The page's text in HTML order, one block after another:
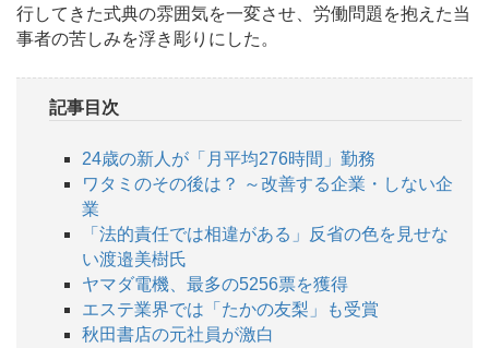
行してきた式典の雰囲気を一変させ、労働問題を抱えた当
事者の苦しみを浮き彫りにした。
記事目次
24歳の新人が「月平均276時間」勤務
ワタミのその後は？ ～改善する企業・しない企
業
「法的責任では相違がある」反省の色を見せな
い渡邉美樹氏
ヤマダ電機、最多の5256票を獲得
エステ業界では「たかの友梨」も受賞
秋田書店の元社員が激白